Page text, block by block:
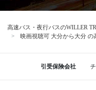
高速バス・夜行バスのWILLER
映画視聴可 大分から大分
引受保険会社